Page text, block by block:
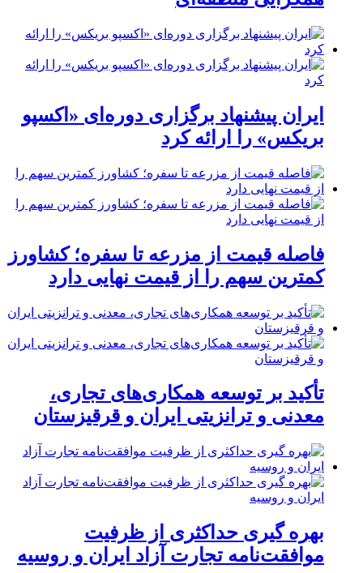
ایران پیشنهاد برگزاری دوره‌ای «اکسپو
بریکس» را ارائه کرد
فاصله قیمت از مزرعه تا سفره؛ کشاورز
کمترین سهم را از قیمت نهایی دارد
تأکید بر توسعه همکاری‌های تجاری،
معدنی و ترانزیتی ایران و قرقیزستان
بهره گیری حداکثری از ظرفیت
موافقت‌نامه تجارت آزاد ایران و روسیه